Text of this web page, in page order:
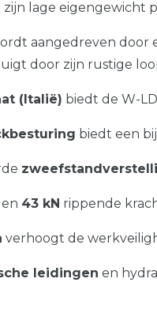
zijn lage eigengewicht
aangedreven door
door zijn rustige
(Italië) biedt de W-
biedt een
43 kN rippende
verhoogt de
leidingen en